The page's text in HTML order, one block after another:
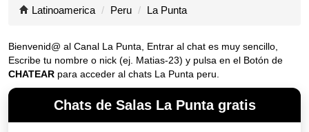
Latinoamerica Peru La Punta
Bienvenid@ al Canal La Punta , Entrar al chat es muy sencillo,
Escribe tu nombre o nick (ej. Matias-23) y pulsa en el Botón de
CHATEAR para acceder al chats La Punta peru.
Chats de Salas La Punta gratis